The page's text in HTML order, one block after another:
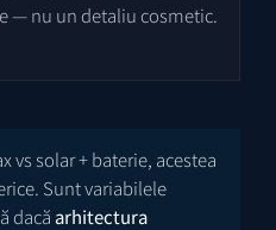
— nu un detaliu cosmetic.
vs solar + baterie, acestea
Sunt variabilele
dacă arhitectura